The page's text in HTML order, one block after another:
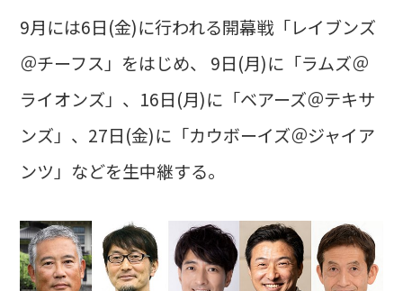
9月には6日(金)に行われる開幕戦「レイブンズ
＠チーフス」をはじめ、 9日(月)に「ラムズ＠
ライオンズ」、16日(月)に「ベアーズ＠テキサ
ンズ」、27日(金)に「カウボーイズ＠ジャイア
ンツ」などを生中継する。